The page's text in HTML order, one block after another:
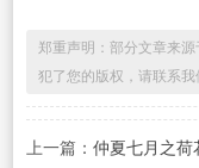
郑重声明：部分文章来
犯了您的版权，请联系我
上一篇： 仲夏七月之荷